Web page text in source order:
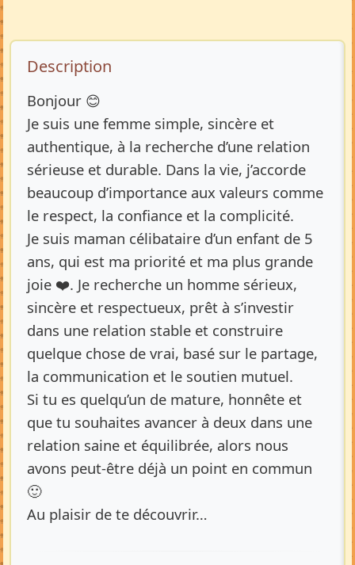
Description de l’annonce
Description
Bonjour 😊
Je suis une femme simple, sincère et
authentique, à la recherche d’une relation
sérieuse et durable. Dans la vie, j’accorde
beaucoup d’importance aux valeurs comme
le respect, la confiance et la complicité.
Je suis maman célibataire d’un enfant de 5
ans, qui est ma priorité et ma plus grande
joie ❤️. Je recherche un homme sérieux,
sincère et respectueux, prêt à s’investir
dans une relation stable et construire
quelque chose de vrai, basé sur le partage,
la communication et le soutien mutuel.
Si tu es quelqu’un de mature, honnête et
que tu souhaites avancer à deux dans une
relation saine et équilibrée, alors nous
avons peut-être déjà un point en commun
🙂
Au plaisir de te découvrir…